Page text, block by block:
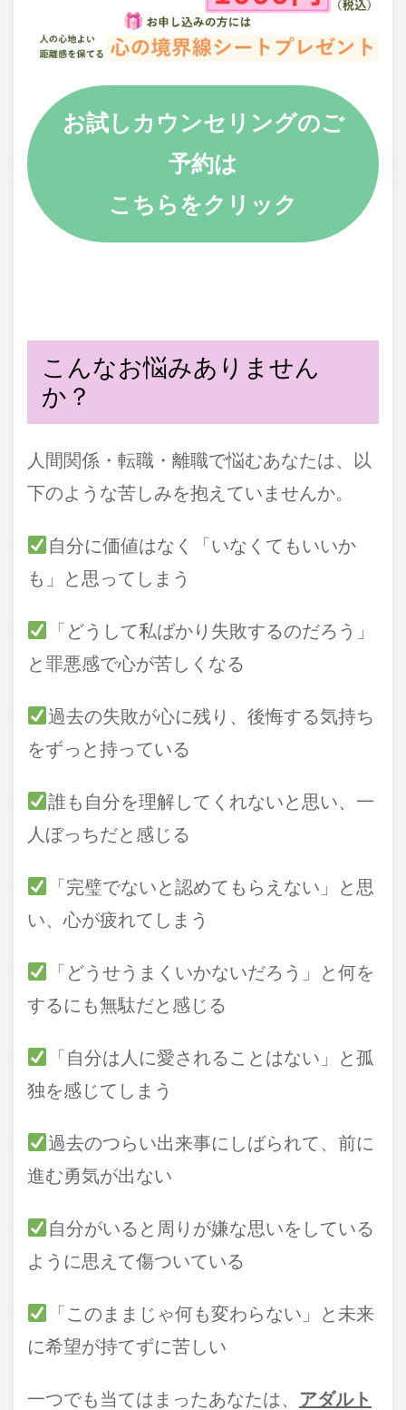
お試しカウンセリングのご
予約は
こちらをクリック
こんなお悩みありません
か？
人間関係・転職・離職で悩むあなたは、以
下のような苦しみを抱えていませんか。
自分に価値はなく「いなくてもいいか
も」と思ってしまう
「どうして私ばかり失敗するのだろう」
と罪悪感で心が苦しくなる
過去の失敗が心に残り、後悔する気持ち
をずっと持っている
誰も自分を理解してくれないと思い、一
人ぼっちだと感じる
「完璧でないと認めてもらえない」と思
い、心が疲れてしまう
「どうせうまくいかないだろう」と何を
するにも無駄だと感じる
「自分は人に愛されることはない」と孤
独を感じてしまう
過去のつらい出来事にしばられて、前に
進む勇気が出ない
自分がいると周りが嫌な思いをしている
ように思えて傷ついている
「このままじゃ何も変わらない」と未来
に希望が持てずに苦しい
一つでも当てはまったあなたは、 アダルト